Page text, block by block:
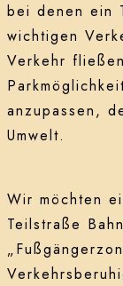
bei denen ein
wichtigen
Verkehr
anzupassen,
Umwelt.
Wir möchten
Teilstraße